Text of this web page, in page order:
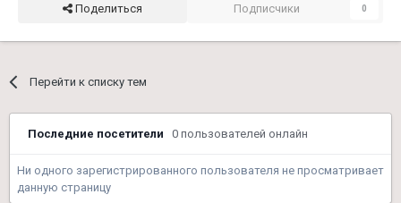
Поделиться Подписчики 0
Перейти к списку тем
Последние посетители 0 пользователей онлайн
Ни одного зарегистрированного пользователя не просматривает
данную страницу